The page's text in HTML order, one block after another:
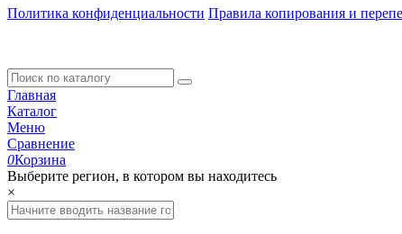
Политика конфиденциальности Правила копирования и
Главная
Каталог
Меню
Сравнение
0Корзина
Выберите регион, в котором вы находитесь
×